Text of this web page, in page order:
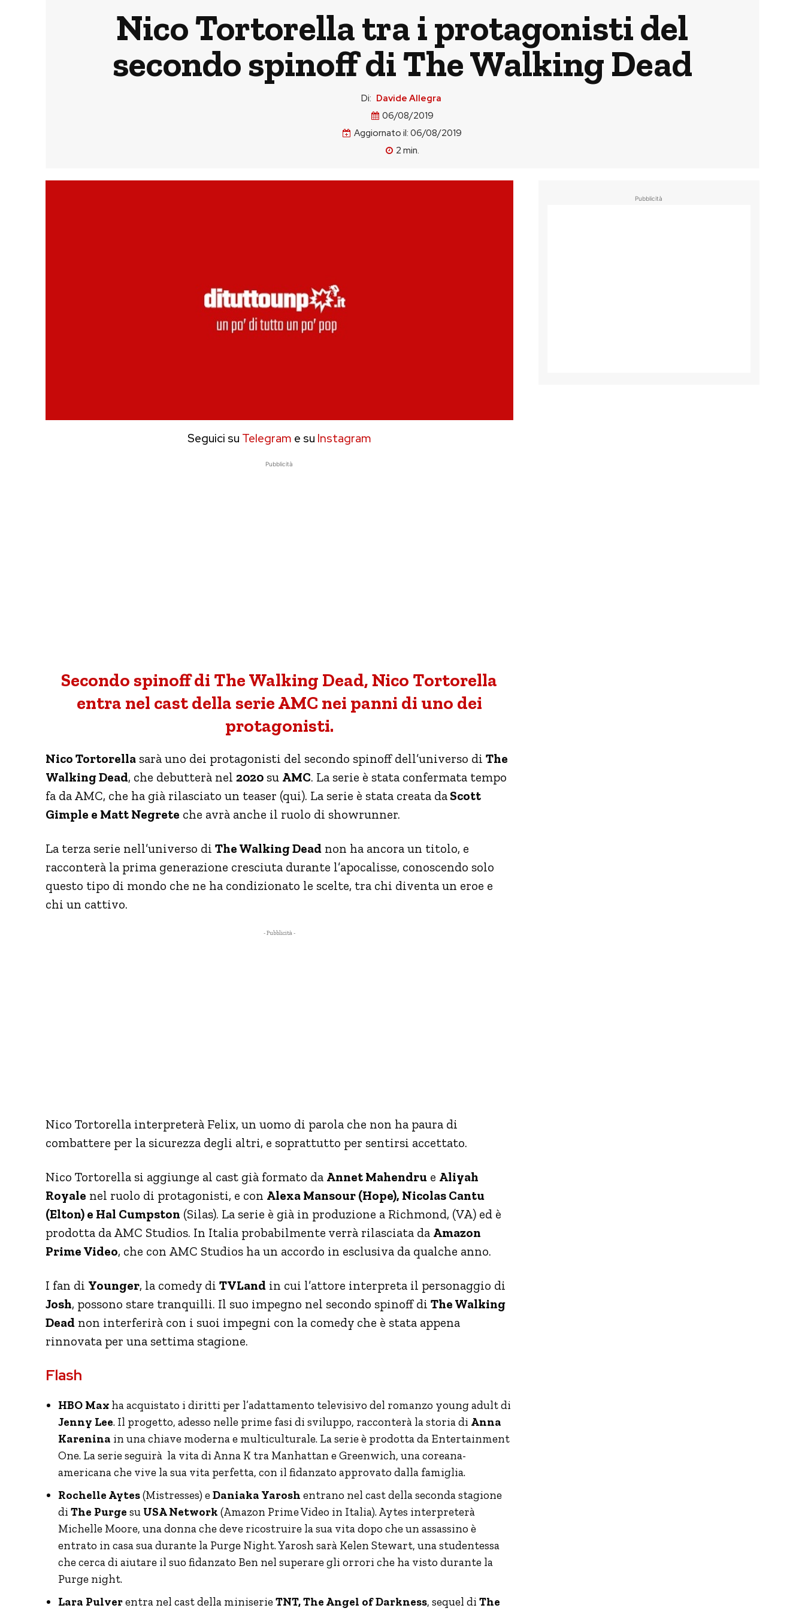
Nico Tortorella tra i protagonisti del
secondo spinoff di The Walking Dead
Di: Davide Allegra
06/08/2019
Aggiornato il: 06/08/2019
2 min.
Seguici su Telegram e su Instagram
Pubblicità
Secondo spinoff di The Walking Dead, Nico Tortorella
entra nel cast della serie AMC nei panni di uno dei
protagonisti.
Nico Tortorella sarà uno dei protagonisti del secondo spinoff dell’universo di The
Walking Dead, che debutterà nel 2020 su AMC. La serie è stata confermata tempo
fa da AMC, che ha già rilasciato un teaser (qui). La serie è stata creata da Scott
Gimple e Matt Negrete che avrà anche il ruolo di showrunner.
La terza serie nell’universo di The Walking Dead non ha ancora un titolo, e
racconterà la prima generazione cresciuta durante l’apocalisse, conoscendo solo
questo tipo di mondo che ne ha condizionato le scelte, tra chi diventa un eroe e
chi un cattivo.
- Pubblicità -
Nico Tortorella interpreterà Felix, un uomo di parola che non ha paura di
combattere per la sicurezza degli altri, e soprattutto per sentirsi accettato.
Nico Tortorella si aggiunge al cast già formato da Annet Mahendru e Aliyah
Royale nel ruolo di protagonisti, e con Alexa Mansour (Hope), Nicolas Cantu
(Elton) e Hal Cumpston (Silas). La serie è già in produzione a Richmond, (VA) ed è
prodotta da AMC Studios. In Italia probabilmente verrà rilasciata da Amazon
Prime Video, che con AMC Studios ha un accordo in esclusiva da qualche anno.
I fan di Younger, la comedy di TVLand in cui l’attore interpreta il personaggio di
Josh, possono stare tranquilli. Il suo impegno nel secondo spinoff di The Walking
Dead non interferirà con i suoi impegni con la comedy che è stata appena
rinnovata per una settima stagione.
Flash
HBO Max ha acquistato i diritti per l’adattamento televisivo del romanzo young adult di
Jenny Lee. Il progetto, adesso nelle prime fasi di sviluppo, racconterà la storia di Anna
Karenina in una chiave moderna e multiculturale. La serie è prodotta da Entertainment
One. La serie seguirà la vita di Anna K tra Manhattan e Greenwich, una coreana-
americana che vive la sua vita perfetta, con il fidanzato approvato dalla famiglia.
Rochelle Aytes(Mistresses) eDaniaka Yarosh entrano nel cast della seconda stagione
di The Purge su USA Network (Amazon Prime Video in Italia). Aytes interpreterà
Michelle Moore, una donna che deve ricostruire la sua vita dopo che un assassino è
entrato in casa sua durante la Purge Night. Yarosh sarà Kelen Stewart, una studentessa
che cerca di aiutare il suo fidanzato Ben nel superare gli orrori che ha visto durante la
Purge night.
Lara Pulverentra nel cast della miniserieTNT, The Angel of Darkness, sequel di The
Pubblicità